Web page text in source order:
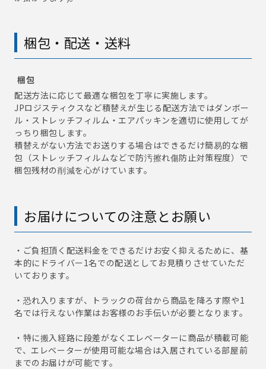
梱包・配送・送料
梱包
配送方法に応じて最適な梱包を丁寧に実施します。
JPロジスティクスなど積替えが生じる配送方法ではダンボー
ル・ストレッチフィルム・エアパッキンを適切に使用してが
っちり梱包します。
積替えがない方法でお送りする場合はできるだけ簡易的な梱
包（ストレッチフィルムなどで防汚擦れ傷防止対策程度）で
梱包残材の削減を心がけています。
お届けについての注意とお願い
・ご負担頂く配送料金をできるだけお安く抑えるために、基
本的にドライバー1名での配送としてお見積りさせていただ
いております。
・恐れ入りますが、トラックの荷台から商品を降ろす際や1
名では行えない作業はお客様のお手伝いが必要となります。
・特に搬入経路に段差がなくエレベーターに商品が積載可能
で、エレベーターが使用可能な場合は入居されている部屋前
までのお届けが可能です。